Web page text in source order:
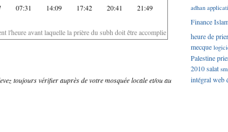
07:31 14:09 17:42 20:41 21:49
l'heure avant laquelle la prière du subh doit être accomplie
toujours vérifier auprès de votre mosquée locale et/ou au
adhan
Finance
heure de
mecque
Palestine
2010salat
intégralweb